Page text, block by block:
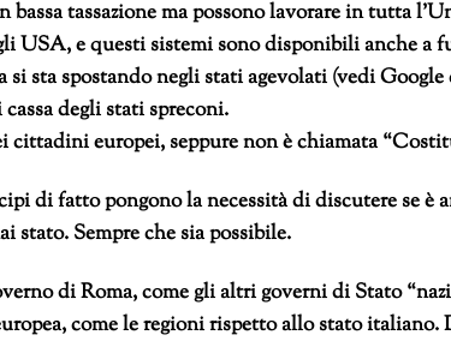
bassa tassazione ma possono lavorare in tutta
USA, e questi sistemi sono disponibili anche a
si sta spostando negli stati agevolati (vedi
degli stati spreconi.
cittadini europei, seppure non è chiamata
di fatto pongono la necessità di discutere se è
stato. Sempre che sia possibile.
di Roma, come gli altri governi di Stato
come le regioni rispetto allo stato